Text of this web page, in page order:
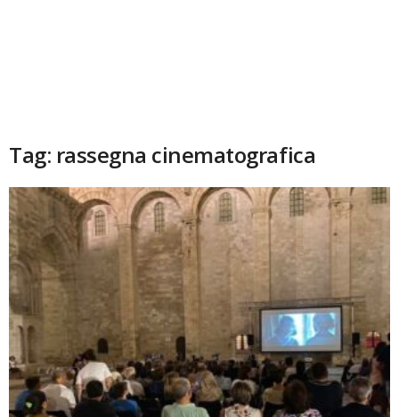
Tag: rassegna cinematografica